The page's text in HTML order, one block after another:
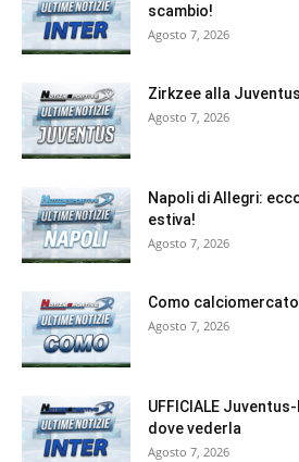
scambio!
Agosto 7, 2026
Zirkzee alla
Agosto 7, 2026
Napoli di Allegri:
estiva!
Agosto 7, 2026
Como
Agosto 7, 2026
UFFICIALE
dove vederla
Agosto 7, 2026